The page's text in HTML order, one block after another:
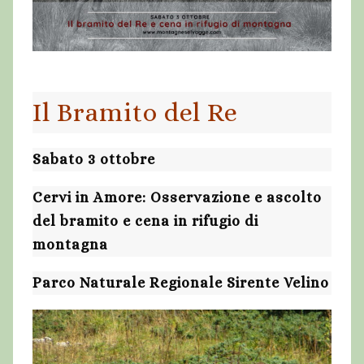
Il Bramito del Re
Sabato 3 ottobre
Cervi in Amore: Osservazione e ascolto
del bramito e cena in rifugio di
montagna
Parco Naturale Regionale Sirente Velino